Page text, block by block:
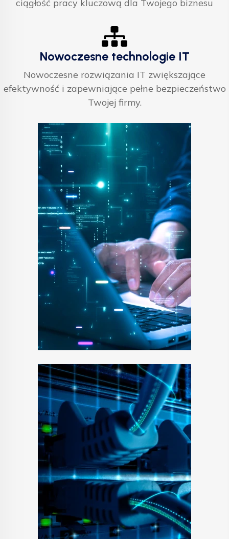
ciągłość pracy kluczową dla Twojego biznesu
Nowoczesne technologie IT
Nowoczesne rozwiązania IT zwiększające
efektywność i zapewniające pełne bezpieczeństwo
Twojej firmy.